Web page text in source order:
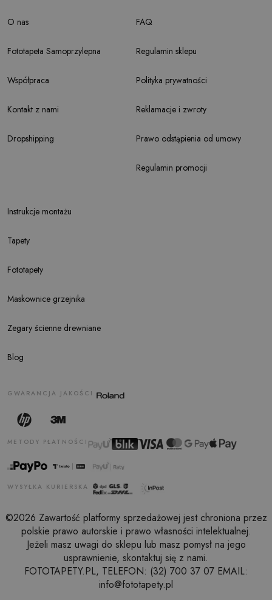
O nas
Fototapeta Samoprzylepna
Współpraca
Kontakt z nami
Dropshipping
Instrukcje montażu
Tapety
Fototapety
Maskownice grzejnika
Zegary ścienne drewniane
Blog
FAQ
Regulamin sklepu
Polityka prywatności
Reklamacje i zwroty
Prawo odstąpienia od umowy
Regulamin promocji
GWARANCJA JAKOŚCI
WYSYŁKA KURIERSKA
METODY PŁATNOŚCI
©2026 Zawartość platformy sprzedażowej jest chroniona przez
polskie prawo autorskie i prawo własności intelektualnej.
Jeżeli masz uwagi do sklepu lub masz pomysł na jego
usprawnienie, skontaktuj się z nami.
FOTOTAPETY.PL, TELEFON: (32) 700 37 07 EMAIL:
info@fototapety.pl